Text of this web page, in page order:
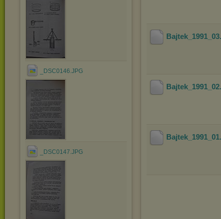
_DSC0146.JPG
_DSC0147.JPG
Bajtek_1991_03
Bajtek_1991_02
Bajtek_1991_01